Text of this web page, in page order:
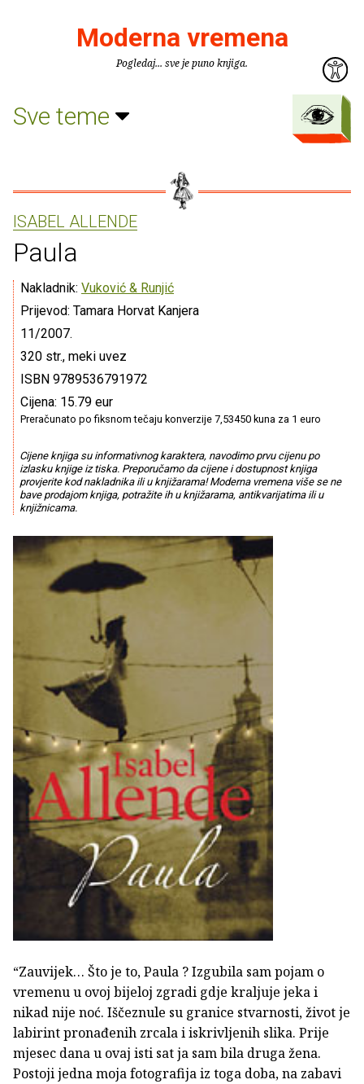
Moderna vremena
Pogledaj... sve je puno knjiga.
Sve teme
ISABEL ALLENDE
Paula
Nakladnik: Vuković & Runjić
Prijevod: Tamara Horvat Kanjera
11/2007.
320 str., meki uvez
ISBN 9789536791972
Cijena: 15.79 eur
Preračunato po fiksnom tečaju konverzije 7,53450 kuna za 1 euro
Cijene knjiga su informativnog karaktera, navodimo prvu cijenu po
izlasku knjige iz tiska. Preporučamo da cijene i dostupnost knjiga
provjerite kod nakladnika ili u knjižarama! Moderna vremena više se ne
bave prodajom knjiga, potražite ih u knjižarama, antikvarijatima ili u
knjižnicama.
“Zauvijek… Što je to, Paula ? Izgubila sam pojam o
vremenu u ovoj bijeloj zgradi gdje kraljuje jeka i
nikad nije noć. Iščeznule su granice stvarnosti, život je
labirint pronađenih zrcala i iskrivljenih slika. Prije
mjesec dana u ovaj isti sat ja sam bila druga žena.
Postoji jedna moja fotografija iz toga doba, na zabavi